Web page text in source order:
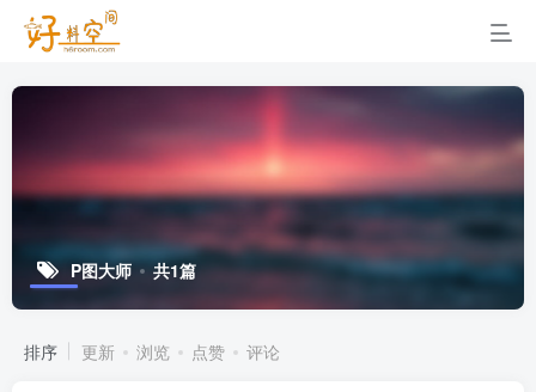
P图大师 共1篇
排序 更新 浏览 点赞 评论